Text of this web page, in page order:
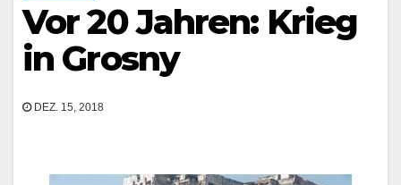
Vor 20 Jahren: Krieg
in Grosny
DEZ. 15, 2018